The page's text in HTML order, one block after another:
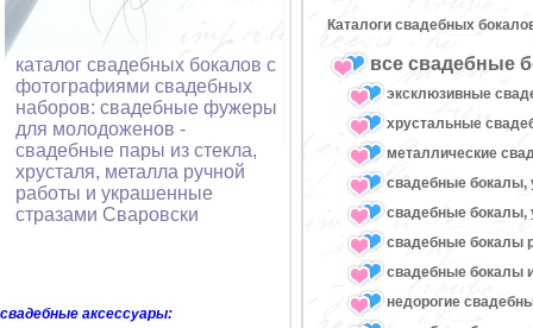
каталог свадебных бокалов с
фотографиями свадебных
наборов: свадебные фужеры
для молодоженов -
свадебные пары из стекла,
хрусталя, металла ручной
работы и украшенные
стразами Сваровски
свадебные аксессуары:
Каталоги свадебных
все свадебные
эксклюзивные
хрустальные
металлические
свадебные бокалы,
свадебные бокалы,
свадебные бокалы
свадебные бокалы
недорогие